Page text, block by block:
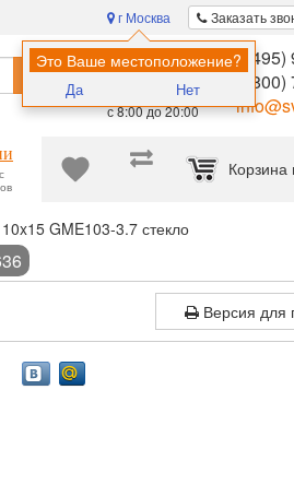
Заказать
г Москва
Это Ваше местоположение?
Да Нет
Помощь в
выборе:
Ежедневно,
с 8:00 до 20:00
8 (495)
8
Найти
Корзина
GME103-3.7 стекло
Версия для